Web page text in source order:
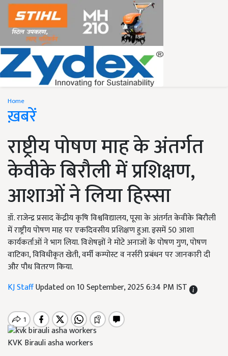
Home
ख़बरें
राष्ट्रीय पोषण माह के अंतर्गत
केवीके बिरौली में प्रशिक्षण,
आशाओं ने लिया हिस्सा
डॉ. राजेन्द्र प्रसाद केंद्रीय कृषि विश्वविद्यालय, पूसा के अंतर्गत केवीके बिरौली
में राष्ट्रीय पोषण माह पर एकदिवसीय प्रशिक्षण हुआ. इसमें 50 आशा
कार्यकर्ताओं ने भाग लिया. विशेषज्ञों ने मोटे अनाजों के पोषण गुण, पोषण
वाटिका, विविधीकृत खेती, वर्मी कम्पोस्ट व नर्सरी प्रबंधन पर जानकारी दी
और पौध वितरण किया.
KJ StaffUpdated on 10 September, 2025 6:34 PM IST
KVK Birauli asha workers